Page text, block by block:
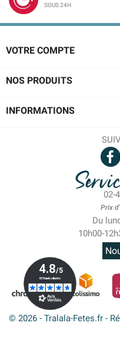
SOUS 24H
VOTRE COMPTE
NOS PRODUITS
INFORMATIONS
02-
Prix
Du
10h00-
© 2026 - Tralala-Fetes.fr -